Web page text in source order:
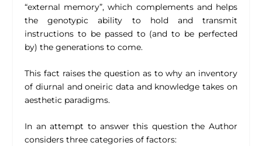
“external memory”, which complements and helps
the genotypic ability to hold and transmit
instructions to be passed to (and to be perfected
by) the generations to come.
This fact raises the question as to why an inventory
of diurnal and oneiric data and knowledge takes on
aesthetic paradigms.
In an attempt to answer this question the Author
considers three categories of factors: